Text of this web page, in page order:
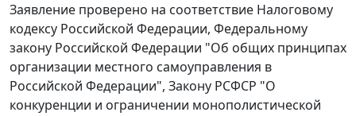
Заявление проверено на соответствие Налоговому
кодексу Российской Федерации, Федеральному
закону Российской Федерации "Об общих принципах
организации местного самоуправления в
Российской Федерации", Закону РСФСР "О
конкуренции и ограничении монополистической